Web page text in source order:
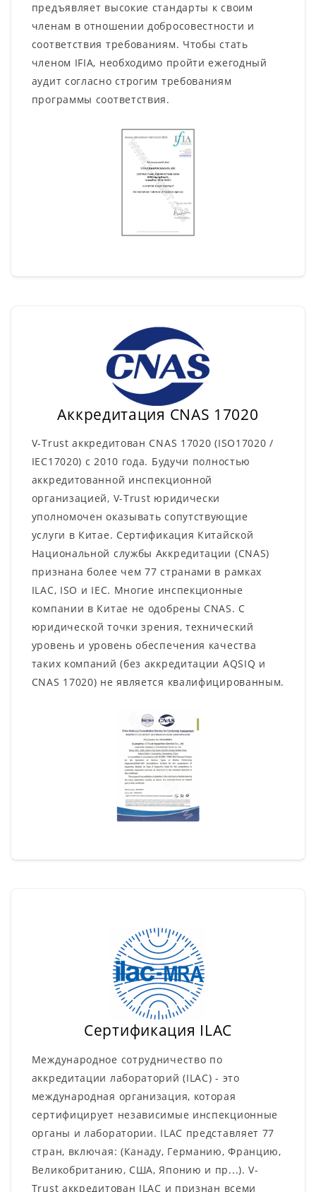
предъявляет высокие стандарты к своим
членам в отношении добросовестности и
соответствия требованиям. Чтобы стать
членом IFIA, необходимо пройти ежегодный
аудит согласно строгим требованиям
программы соответствия.
Аккредитация CNAS 17020
V-Trust аккредитован CNAS 17020 (ISO17020 /
IEC17020) с 2010 года. Будучи полностью
аккредитованной инспекционной
организацией, V-Trust юридически
уполномочен оказывать сопутствующие
услуги в Китае. Сертификация Китайской
Национальной службы Аккредитации (CNAS)
признана более чем 77 странами в рамках
ILAC, ISO и IEC. Многие инспекционные
компании в Китае не одобрены CNAS. С
юридической точки зрения, технический
уровень и уровень обеспечения качества
таких компаний (без аккредитации AQSIQ и
CNAS 17020) не является квалифицированным.
Сертификация ILAC
Международное сотрудничество по
аккредитации лабораторий (ILAC) - это
международная организация, которая
сертифицирует независимые инспекционные
органы и лаборатории. ILAC представляет 77
стран, включая: (Канаду, Германию, Францию,
Великобританию, США, Японию и пр...). V-
Trust аккредитован ILAC и признан всеми